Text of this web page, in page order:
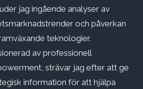
jag ingående analyser av
och påverkan
teknologier.
av professionell
strävar jag efter att ge
information för att hjälpa